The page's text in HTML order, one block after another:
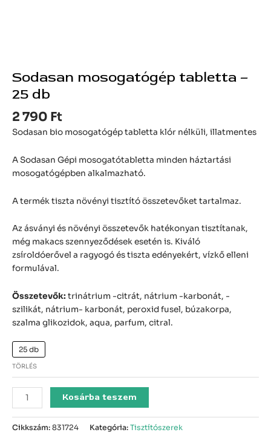
Sodasan mosogatógép tabletta –
25 db
2 790 Ft
Sodasan bio mosogatógép tabletta klór nélküli, illatmentes
A Sodasan Gépi mosogatótabletta minden háztartási
mosogatógépben alkalmazható.
A termék tiszta növényi tisztító összetevőket tartalmaz.
Az ásványi és növényi összetevők hatékonyan tisztítanak,
még makacs szennyeződések esetén is. Kiváló
zsíroldóerővel a ragyogó és tiszta edényekért, vízkő elleni
formulával.
Összetevők: trinátrium -citrát, nátrium -karbonát, -
szilikát, nátrium- karbonát, peroxid fusel, búzakorpa,
szalma glikozidok, aqua, parfum, citral.
25 db
TÖRLÉS
Kosárba teszem
Cikkszám:831724 Kategória:Tisztítószerek